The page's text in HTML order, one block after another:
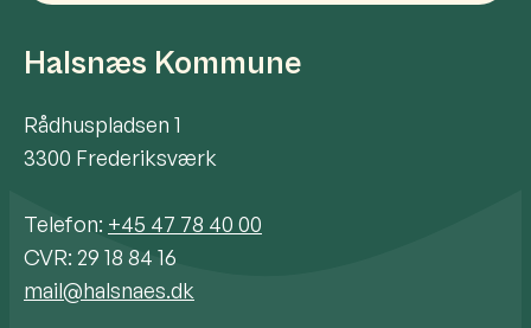
Halsnæs Kommune
Rådhuspladsen 1
3300 Frederiksværk
Telefon: +45 47 78 40 00
CVR: 29 18 84 16
mail@halsnaes.dk